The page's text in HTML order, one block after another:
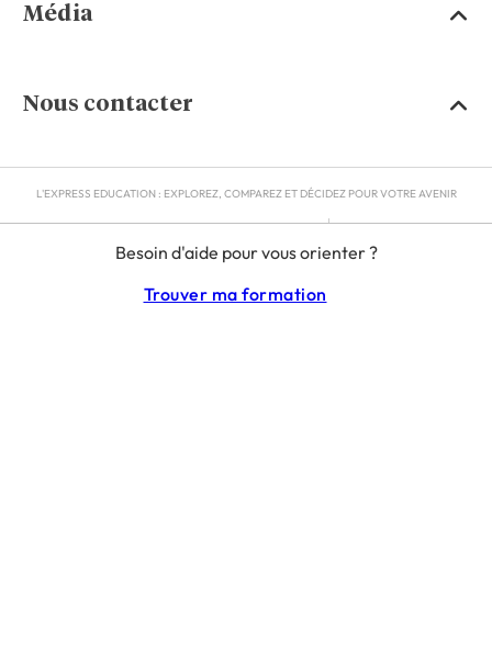
Besoin d'aide pour vous orienter ?
Trouver ma formation
Média
Nous contacter
L'EXPRESS EDUCATION : EXPLOREZ, COMPAREZ ET DÉCIDEZ POUR VOTRE AVENIR
RGPD